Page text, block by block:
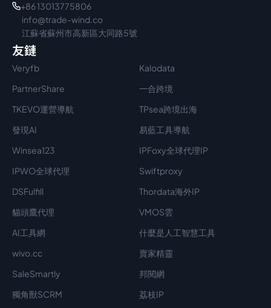
+86 13013775806
info@trade-wind.co
江蘇省蘇州市高新區大同路5號
友鏈
Veryfb
Kalodata
PartnerShare
一合跨境
TKEVO運營導航
TPsea跨境出海
發現AI
易藍工具導航
Winsea123
IPFoxy全球代理IP
IPWO全球代理
Swiftproxy
DSFulfill
Thordata海外IP
貓頭鷹代理
VMOS雲
AI工具網
什麼是人工智慧工具
wivo.cc
賣家精靈
SaleSmartly
邦閱網
獨角獸SCRM
荔枝IP